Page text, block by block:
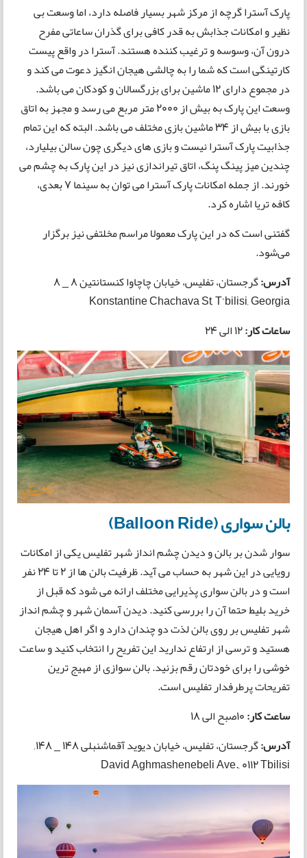
پارک آسترا گرچه از مرکز شهر بسیار فاصله دارد، اما وسعت بی
نظیر و امکانات جذابش به قدر کافی برای گذران ساعاتی مفرح
درون آن، وسوسه و ترغیب کننده هستند. آسترا در واقع پیست
کارتینگی است که شما را به چالشی هیجان انگیز دعوت می کند و
در مجموع دارای 12 ماشین برای بزرگسالان و کودکان می باشد.
وسعت این پارک به بیش از 2000 متر مربع می رسد و مجهز به اتاق
بازی با بیش از 34 ماشین بازی مختلف می باشد. البته که این تمام
جذابیت پارک آسترا نیست و بازی های دیگری چون سالن بیلیارد،
چندین میز پینگ پنگ، اتاق تیراندازی نیز در این پارک به چشم می
خورند. از جمله امکانات پارک آسترا می توان به سینما 7 بعدی،
کافه تریا اشاره کرد.
گفتنی است که در این پارک معمولا مراسم مخلتفی نیز برگزار
می‌شود.
آدرس:
گرجستان، تفلیس، خیابان چاچاوا کنستانتین 8 _ 8
Konstantine Chachava St, T’bilisi, Georgia
ساعات کار:12 الی 24
بالن سواری (Balloon Ride)
سوار شدن بر بالن و دیدن چشم انداز شهر تفلیس یکی از امکانات
رویایی در این شهر به حساب می آید. ظرفیت بالن ها از 2 تا 24 نفر
است و در بالن سواری پذیرایی مختلف ارائه می شود که قبل از
خرید بلیط حتما آن را بررسی کنید. دیدن آسمان شهر و چشم انداز
شهر تفلیس بر روی بالن لذت دو چندان دارد و اگر اهل هیجان
هستید و ترسی از ارتفاع ندارید این تفریح را انتخاب کنید و ساعت
خوشی را برای خودتان رقم بزنید. بالن سوازی از مهیج ترین
تفریحات پرطرفدار تفلیس است.
ساعت کار:10صبح الی 18
آدرس:
گرجستان، تفلیس، خیابان دیوید آقماشنبلی 148 _ 148,
David Aghmashenebeli Ave., 0112 Tbilisi